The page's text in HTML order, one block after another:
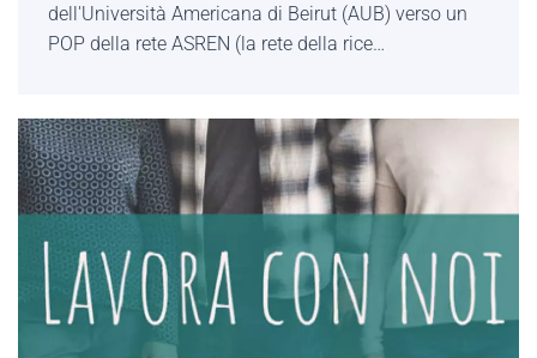
dell'Università Americana di Beirut (AUB) verso un
POP della rete ASREN (la rete della rice…